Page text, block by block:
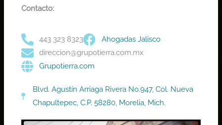
Contacto:
443 323 8323
Ahogadas Jalisco
direccion@grupotierra.com.mx
Grupotierra.com
Blvd. Agustín Arriaga Rivera No.947, Col. Nueva
Chapultepec, C.P. 58280, Morelia, Mich.